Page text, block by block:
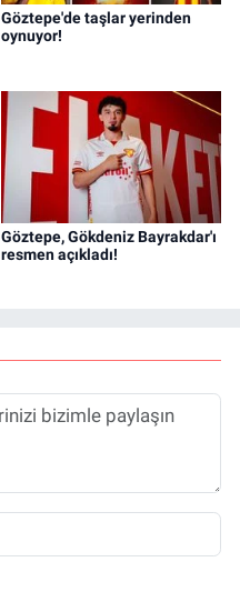
Göztepe'de taşlar yerinden
oynuyor!
Göztepe, Gökdeniz Bayrakdar'ı
resmen açıkladı!